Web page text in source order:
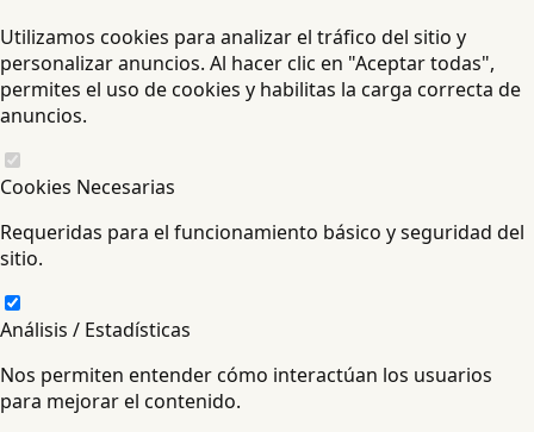
Utilizamos cookies para analizar el tráfico del sitio y
personalizar anuncios. Al hacer clic en "Aceptar todas",
permites el uso de cookies y habilitas la carga correcta de
anuncios.
Cookies Necesarias
Requeridas para el funcionamiento básico y seguridad del
sitio.
Análisis / Estadísticas
Nos permiten entender cómo interactúan los usuarios
para mejorar el contenido.